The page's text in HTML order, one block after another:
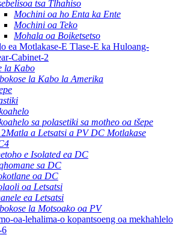
tsa Tlhahiso
Mochini oa ho Enta ka Ente
Mochini oa Teko
Mohala oa Boiketsetso
la Kabo
la Kabo la Amerika
sa polasetiki sa motheo oa tšepe
Matla a Letsatsi a PV DC Motlakase
e Isolated ea DC
sa DC
oa DC
oa Letsatsi
ea Letsatsi
la Motsoako oa PV